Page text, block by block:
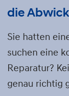
die
Sie hatten
suchen eine
Reparatur?
genau richtig